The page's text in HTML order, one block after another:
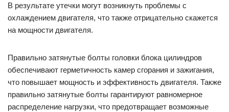
В результате утечки могут возникнуть проблемы с
охлаждением двигателя, что также отрицательно скажется
на мощности двигателя.
Правильно затянутые болты головки блока цилиндров
обеспечивают герметичность камер сгорания и зажигания,
что повышает мощность и эффективность двигателя. Также
правильно затянутые болты гарантируют равномерное
распределение нагрузки, что предотвращает возможные